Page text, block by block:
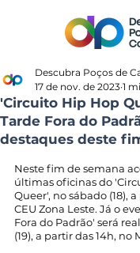
'Circuito Hip Hop
Tarde Fora do
destaques deste
Descubra Poços de
17 de nov. de 2023 1
Neste fim de semana
últimas oficinas do
Queer', no sábado (18),
CEU Zona Leste. Já o
Fora do Padrão' será
(19), a partir das 14h, no